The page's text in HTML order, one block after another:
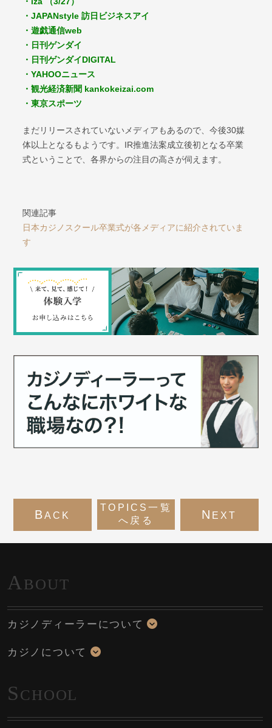
・JAPANstyle 訪日ビジネスアイ
・遊戯通信web
・日刊ゲンダイ
・日刊ゲンダイDIGITAL
・YAHOOニュース
・観光経済新聞 kankokeizai.com
・東京スポーツ
まだリリースされていないメディアもあるので、今後30媒
体以上となるもようです。IR推進法案成立後初となる卒業
式ということで、各界からの注目の高さが伺えます。
関連記事
日本カジノスクール卒業式が各メディアに紹介されていま
す
BACK
TOPICS一覧
へ戻る
N EXT
A BOUT
カジノディーラーについて
カジノについて
SCHOOL